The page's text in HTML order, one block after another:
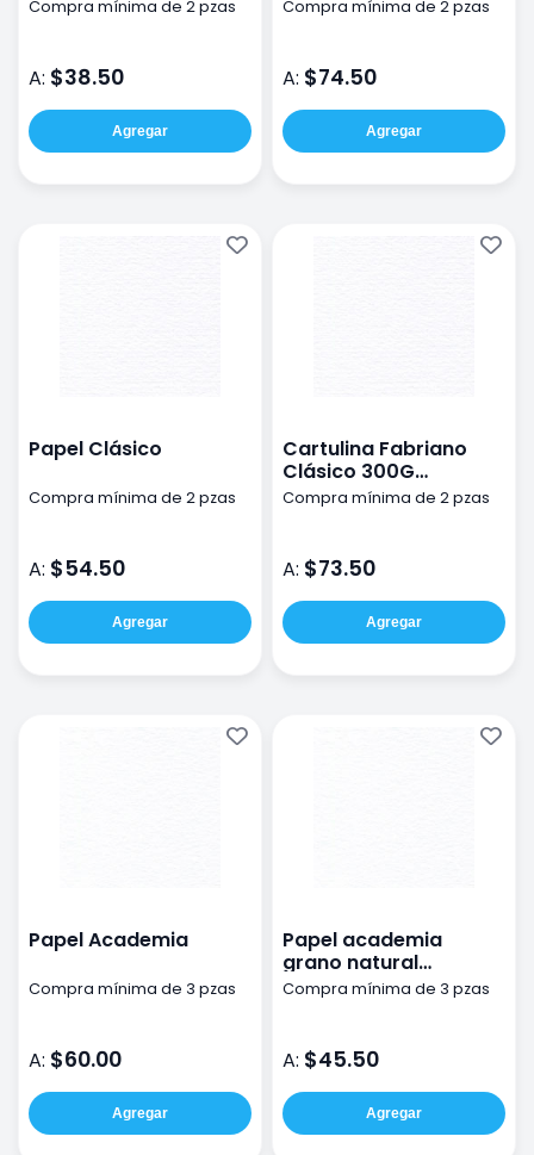
Compra mínima de 2 pzas
A: $38.50
Agregar
Compra mínima de 2 pzas
A: $74.50
Agregar
Papel Clásico
Compra mínima de 2 pzas
A: $54.50
Agregar
Cartulina Fabriano
Clásico 300G
50X70Cm
Compra mínima de 2 pzas
A: $73.50
Agregar
Papel Academia
Compra mínima de 3 pzas
A: $60.00
Agregar
Papel academia
grano natural
70x100cm 160g
Compra mínima de 3 pzas
A: $45.50
Agregar